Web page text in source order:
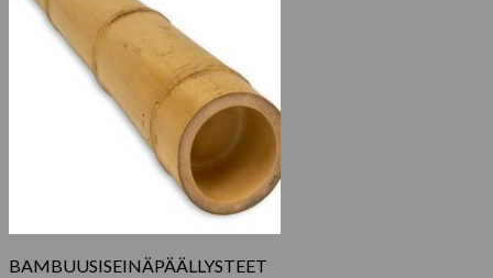
BAMBUUSISEINÄPÄÄLLYSTEET